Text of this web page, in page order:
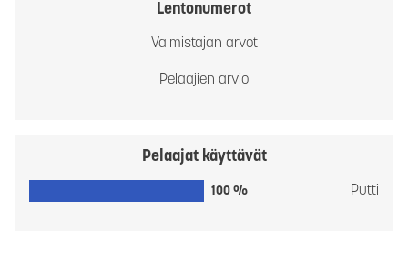
Lentonumerot
Valmistajan arvot
Pelaajien arvio
Pelaajat käyttävät
100 % Putti